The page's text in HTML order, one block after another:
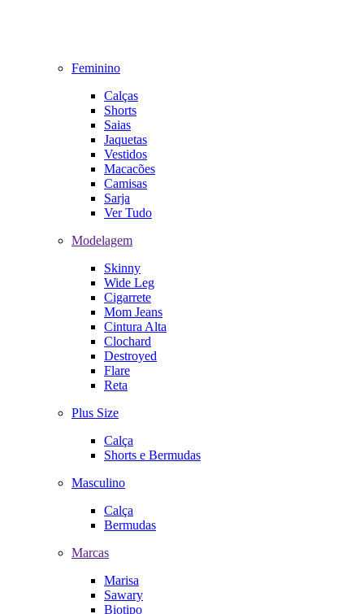
Feminino
Calças
Shorts
Saias
Jaquetas
Vestidos
Macacões
Camisas
Sarja
Ver Tudo
Modelagem
Skinny
Wide Leg
Cigarrete
Mom Jeans
Cintura Alta
Clochard
Destroyed
Flare
Reta
Plus Size
Calça
Shorts e Bermudas
Masculino
Calça
Bermudas
Marcas
Marisa
Sawary
Biotipo